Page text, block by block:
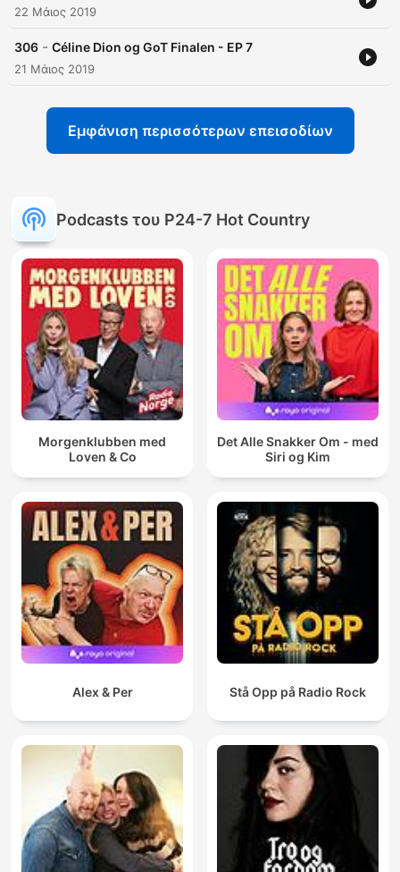
22 Μάιος 2019
306 - Céline Dion og GoT Finalen - EP 7
21 Μάιος 2019
Εμφάνιση περισσότερων επεισοδίων
Podcasts του P24-7 Hot Country
Morgenklubben med
Loven & Co
Det Alle Snakker Om - med
Siri og Kim
Alex & Per Stå Opp på Radio Rock